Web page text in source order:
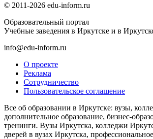
© 2011-2026 edu-inform.ru
Образовательный портал
Учебные заведения в Иркутске и в
info@edu-inform.ru
О проекте
Реклама
Сотрудничество
Пользовательское соглашение
Все об образовании в Иркутске: вузы,
дополнительное образование, бизнес-
тренинги. Вузы Иркутска, колледжи
дверей в вузах Иркутска,